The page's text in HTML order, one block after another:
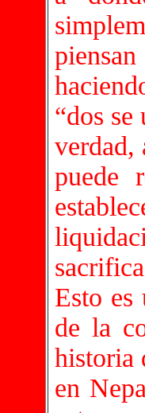
“dos
verdad,
puede
Esto es
de la
historia
en